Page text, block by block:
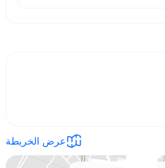
عرض الخريطة